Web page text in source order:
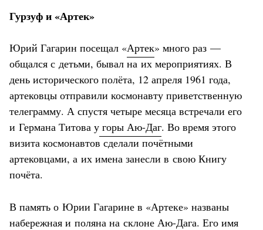
Гурзуф и «Артек»
Юрий Гагарин посещал «Артек» много раз —
общался с детьми, бывал на их мероприятиях. В
день исторического полёта, 12 апреля 1961 года,
артековцы отправили космонавту приветственную
телеграмму. А спустя четыре месяца встречали его
и Германа Титова у горы Аю-Даг. Во время этого
визита космонавтов сделали почётными
артековцами, а их имена занесли в свою Книгу
почёта.
В память о Юрии Гагарине в «Артеке» названы
набережная и поляна на склоне Аю-Дага. Его имя